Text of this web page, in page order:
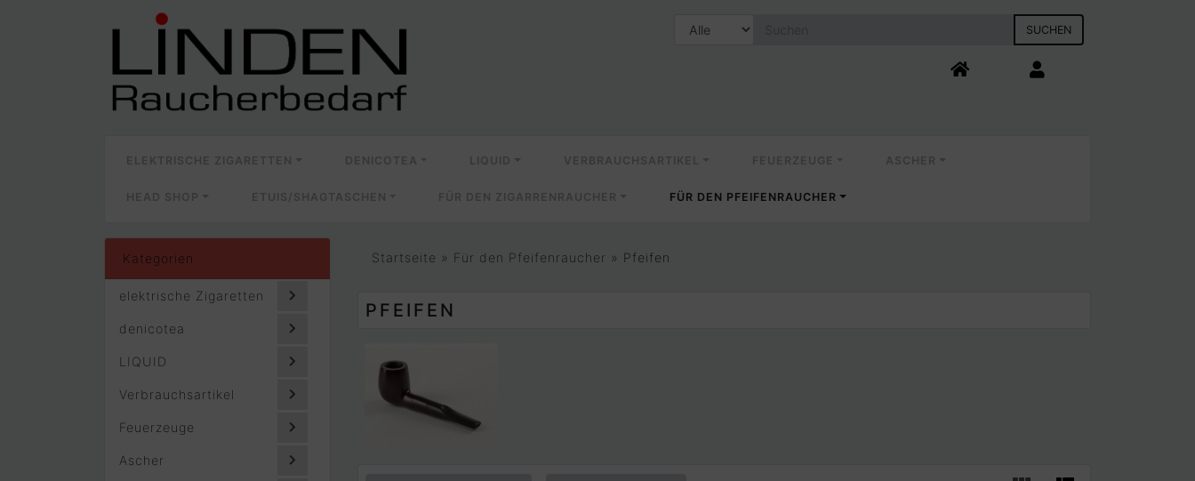
SUCHEN
FÜR DEN PFEIFENRAUCHER
Kategorien
elektrische Zigaretten
denicotea
LIQUID
Verbrauchsartikel
Feuerzeuge
Ascher
Startseite » Für den Pfeifenraucher » Pfeifen
PFEIFEN